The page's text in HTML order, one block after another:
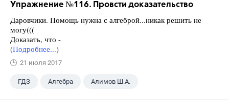
Упражнение №116. Провсти доказательство
Даровчики. Помощь нужна с алгеброй...никак решить не
могу(((
Доказать, что -
(Подробнее...)
21 июля 2017
ГДЗ Алгебра Алимов Ш.А.